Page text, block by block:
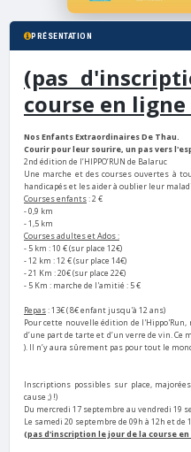
PRÉSENTATION
(pas
course en
Nos Enfants Extraordinaires De Thau.
Courir pour leur sourire, un pas vers
2nd édition de l’HIPPO’RUN de Balaruc
Une marche et des courses ouvertes à
handicapés et les aider à oublier leur
Courses enfants: 2 €
- 0,9 km
- 1,5 km
Courses adultes et Ados :
- 5 km : 10 € (sur place 12€)
- 12 km : 12 € (sur place 14€)
- 21 Km : 20€(sur place 22€)
- 5 Km : marche de l'amitié : 5 €
Repas: 13€ ( 8€ enfant jusqu'à 12 ans)
Pour cette nouvelle édition de l'Hippo'Run,
d’une part de tarte et d’un verre de vin.
). Il n’y aura sûrement pas pour tout le
Inscriptions possibles sur place,
cause ;) !)
Du mercredi 17 septembre au vendredi 19
Le samedi 20 septembre de 09h à 12h et de
(pas d'inscription le jour de la course